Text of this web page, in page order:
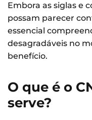
Embora as siglas e
possam parecer
essencial
desagradáveis no
benefício.
O que é o
serve?